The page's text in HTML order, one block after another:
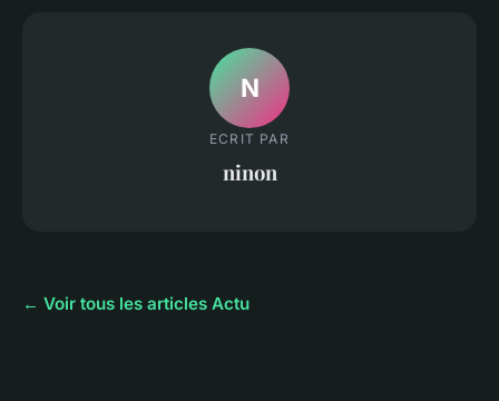
N
ECRIT PAR
ninon
← Voir tous les articles Actu